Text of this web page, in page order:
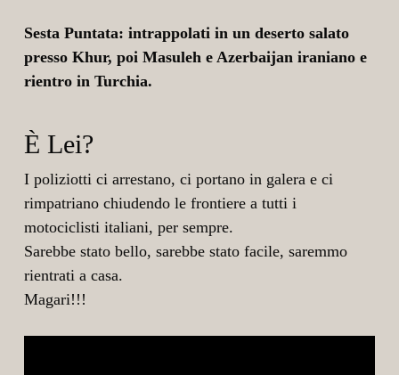
Sesta Puntata: intrappolati in un deserto salato
presso Khur, poi Masuleh e Azerbaijan iraniano e
rientro in Turchia.
È Lei?
I poliziotti ci arrestano, ci portano in galera e ci
rimpatriano chiudendo le frontiere a tutti i
motociclisti italiani, per sempre.
Sarebbe stato bello, sarebbe stato facile, saremmo
rientrati a casa.
Magari!!!